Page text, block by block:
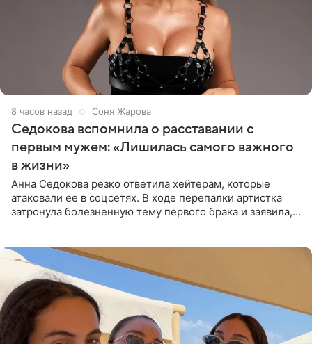
8 часов назад Соня Жарова
Седокова вспомнила о расставании с
первым мужем: «Лишилась самого важного
в жизни»
Анна Седокова резко ответила хейтерам, которые
атаковали ее в соцсетях. В ходе перепалки артистка
затронула болезненную тему первого брака и заявила,